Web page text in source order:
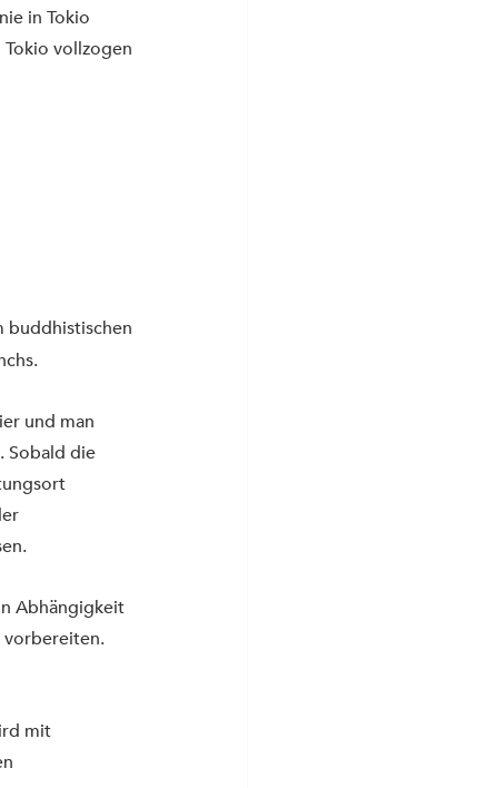
in Tokio
vollzogen
buddhistischen
und man
Sobald die
Abhängigkeit
vorbereiten.
mit